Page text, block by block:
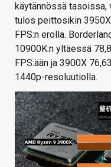
käytännössä tasoissa,
tulos peittosikin
FPS:n erolla.
10900K:n yltäessä
FPS:ään ja 3900X
1440p-resoluutiolla.